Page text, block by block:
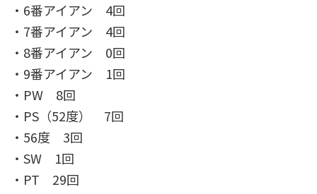
・6番アイアン 4回
・7番アイアン 4回
・8番アイアン 0回
・9番アイアン 1回
・PW 8回
・PS（52度） 7回
・56度 3回
・SW 1回
・PT 29回